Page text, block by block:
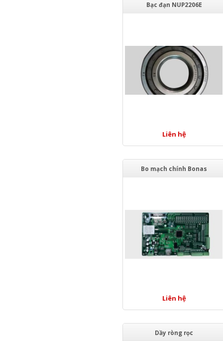
Bạc đạn NUP2206E
Liên hệ
Bo mạch chính Bonas
Liên hệ
Dầy ròng rọc